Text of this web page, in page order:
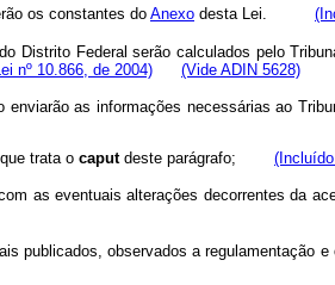
os constantes do Anexo desta Lei.
Federal serão calculados pelo
nº 10.866, de 2004) (Vide ADIN 5628)
enviarão as informações necessárias ao
trata o caputdeste parágrafo;
as eventuais alterações decorrentes da
publicados, observados a